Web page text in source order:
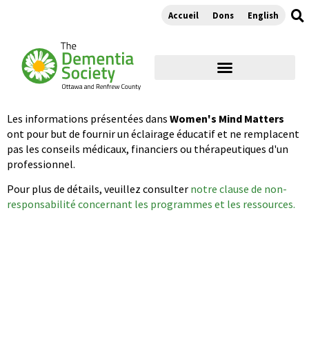
Accueil Dons English
Les informations présentées dans Women's Mind Matters
ont pour but de fournir un éclairage éducatif et ne remplacent
pas les conseils médicaux, financiers ou thérapeutiques d'un
professionnel.
Pour plus de détails, veuillez consulter notre clause de non-
responsabilité concernant les programmes et les ressources.